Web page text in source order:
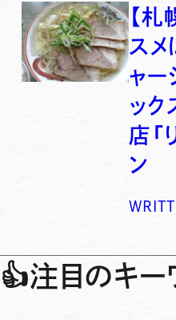
【
ス
ャ
ック
店「
ン
👍注目のキー